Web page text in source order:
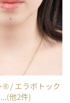
® / エラボトック
他2件)